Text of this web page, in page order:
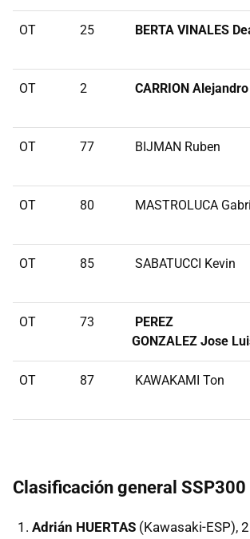
OT 25 BERTA VINALES
OT 2 CARRION Alejandro
OT 77 BIJMAN Ruben
OT 80 MASTROLUCA
OT 85 SABATUCCI Kevin
OT 73
PEREZ
GONZALEZ Jose
OT 87 KAWAKAMI Ton
Clasificación general SSP300
Adrián HUERTAS (Kawasaki-ESP),